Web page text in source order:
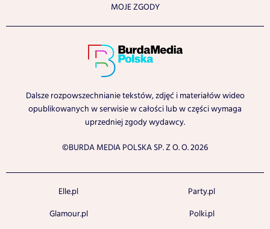
MOJE ZGODY
Dalsze rozpowszechnianie tekstów, zdjęć i materiałów wideo
opublikowanych w serwisie w całości lub w części wymaga
uprzedniej zgody wydawcy.
©BURDA MEDIA POLSKA SP. Z O. O. 2026
Elle.pl
Glamour.pl
Party.pl
Polki.pl